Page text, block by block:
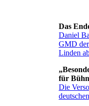
Das
Daniel
GMD der
Linden
für
Die